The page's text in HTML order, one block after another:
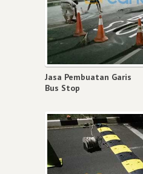
Jasa Pembuatan Garis
Bus Stop